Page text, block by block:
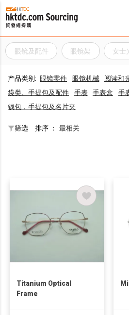
眼镜及配件 眼镜架 女士
产品类别: 眼镜零件 眼镜机械 阅读和
袋类、手提包及配件
手表 手表盒 手
钱包，手提包及名片夹
筛选 排序 ： 最相关
Titanium Optical
Frame